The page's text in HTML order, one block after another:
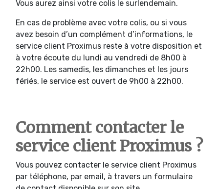
Vous aurez ainsi votre colis le surlendemain.
En cas de problème avec votre colis, ou si vous
avez besoin d’un complément d’informations, le
service client Proximus reste à votre disposition et
à votre écoute du lundi au vendredi de 8h00 à
22h00. Les samedis, les dimanches et les jours
fériés, le service est ouvert de 9h00 à 22h00.
Comment contacter le
service client Proximus ?
Vous pouvez contacter le service client Proximus
par téléphone, par email, à travers un formulaire